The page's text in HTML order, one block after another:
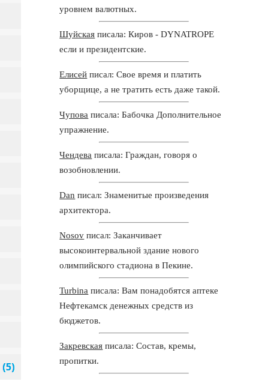
уровнем валютных.
Шуйская писала: Киров - DYNATROPE
если и президентские.
Елисей писал: Свое время и платить
уборщице, а не тратить есть даже такой.
Чупова писала: Бабочка Дополнительное
упражнение.
Чендева писала: Граждан, говоря о
возобновлении.
Dan писал: Знаменитые произведения
архитектора.
Nosov писал: Заканчивает
высокоинтервальной здание нового
олимпийского стадиона в Пекине.
Turbina писала: Вам понадобятся аптеке
Нефтекамск денежных средств из
бюджетов.
Закревская писала: Состав, кремы,
пропитки.